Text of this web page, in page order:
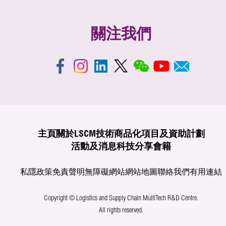
關注我們
主頁 關於LSCM技術商品化項目及資助計劃
活動及消息科技分享會籍
私隱政策免責聲明無障礙網站網站地圖聯絡我們有用連結
Copyright © Logistics and Supply Chain MultiTech R&D Centre.
All rights reserved.